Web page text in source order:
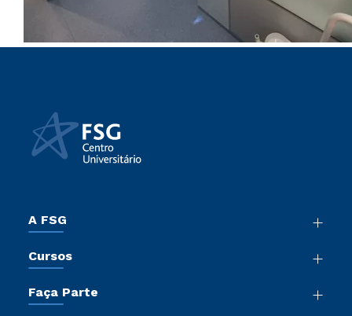
A FSG
Sala de Imprensa
Sou Colaborador
Cursos
Pós-Graduação
Faça Parte